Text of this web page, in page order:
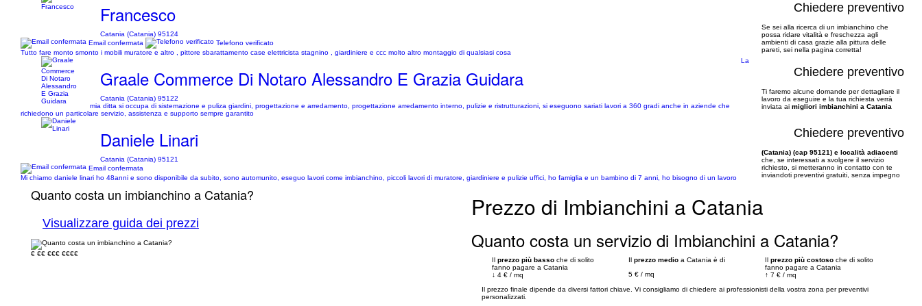
Francesco
Catania (Catania) 95124
Email confermata
Telefono verificato
Tutto fare monto smonto i mobili muratore e altro , pittore sbarattamento case elettricista stagnino , giardiniere e ccc molto altro montaggio di qualsiasi cosa
Chiedere preventivo
Graale Commerce Di Notaro Alessandro E Grazia Guidara
Catania (Catania) 95122
La
mia ditta si occupa di sistemazione e puliza giardini, progettazione e arredamento, progettazione arredamento interno, pulizie e ristrutturazioni, si eseguono sariati lavori a 360 gradi anche in aziende che
richiedono un particolare servizio, assistenza e supporto sempre garantito
Chiedere preventivo
Daniele Linari
Catania (Catania) 95121
Email confermata
Mi chiamo daniele linari ho 48anni e sono disponibile da subito, sono automunito, eseguo lavori come imbianchino, piccoli lavori di muratore, giardiniere e pulizie uffici, ho famiglia e un bambino di 7 anni, ho bisogno di un lavoro
Chiedere preventivo
Quanto costa un imbianchino a Catania?
Visualizzare guida dei prezzi
€ €€ €€€ €€€€
Prezzo di Imbianchini a Catania
Quanto costa un servizio di Imbianchini a Catania?
Il prezzo più basso che di solito
fanno pagare a Catania
↓ 4 € / mq
Il prezzo medio a Catania è di
5 € / mq
Il prezzo più costoso che di solito
fanno pagare a Catania
↑ 7 € / mq
Il prezzo finale dipende da diversi fattori chiave. Vi consigliamo di chiedere ai professionisti della vostra zona per preventivi
personalizzati.
Se sei alla ricerca di un imbianchino che
possa ridare vitalità e freschezza agli
ambienti di casa grazie alla pittura delle
pareti, sei nella pagina corretta!
Ti faremo alcune domande per dettagliare il
lavoro da eseguire e la tua richiesta verrà
inviata ai migliori imbianchini a Catania
(Catania) (cap 95121) e località adiacenti
che, se interessati a svolgere il servizio
richiesto, si metteranno in contatto con te
inviandoti preventivi gratuiti, senza impegno